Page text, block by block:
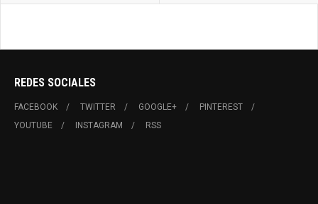
REDES SOCIALES
FACEBOOK TWITTER GOOGLE+
PINTEREST
YOUTUBE
INSTAGRAM RSS